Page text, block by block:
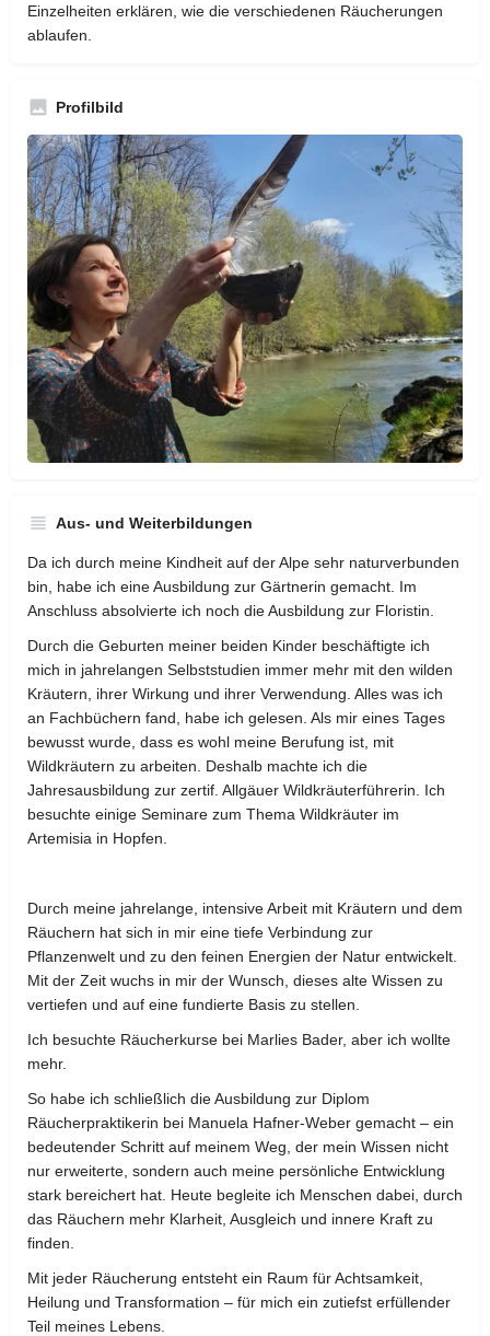
Einzelheiten erklären, wie die verschiedenen Räucherungen
ablaufen.
Profilbild
Aus- und Weiterbildungen
Da ich durch meine Kindheit auf der Alpe sehr naturverbunden
bin, habe ich eine Ausbildung zur Gärtnerin gemacht. Im
Anschluss absolvierte ich noch die Ausbildung zur Floristin.
Durch die Geburten meiner beiden Kinder beschäftigte ich
mich in jahrelangen Selbststudien immer mehr mit den wilden
Kräutern, ihrer Wirkung und ihrer Verwendung. Alles was ich
an Fachbüchern fand, habe ich gelesen. Als mir eines Tages
bewusst wurde, dass es wohl meine Berufung ist, mit
Wildkräutern zu arbeiten. Deshalb machte ich die
Jahresausbildung zur zertif. Allgäuer Wildkräuterführerin. Ich
besuchte einige Seminare zum Thema Wildkräuter im
Artemisia in Hopfen.
Durch meine jahrelange, intensive Arbeit mit Kräutern und dem
Räuchern hat sich in mir eine tiefe Verbindung zur
Pflanzenwelt und zu den feinen Energien der Natur entwickelt.
Mit der Zeit wuchs in mir der Wunsch, dieses alte Wissen zu
vertiefen und auf eine fundierte Basis zu stellen.
Ich besuchte Räucherkurse bei Marlies Bader, aber ich wollte
mehr.
So habe ich schließlich die Ausbildung zur Diplom
Räucherpraktikerin bei Manuela Hafner-Weber gemacht – ein
bedeutender Schritt auf meinem Weg, der mein Wissen nicht
nur erweiterte, sondern auch meine persönliche Entwicklung
stark bereichert hat. Heute begleite ich Menschen dabei, durch
das Räuchern mehr Klarheit, Ausgleich und innere Kraft zu
finden.
Mit jeder Räucherung entsteht ein Raum für Achtsamkeit,
Heilung und Transformation – für mich ein zutiefst erfüllender
Teil meines Lebens.